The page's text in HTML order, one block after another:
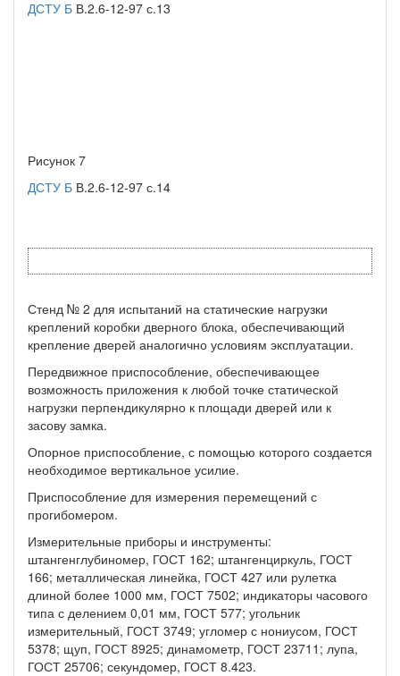
ДСТУ Б В.2.6-12-97 с.13
Рисунок 7
ДСТУ Б В.2.6-12-97 с.14
Стенд № 2 для испытаний на статические нагрузки
креплений коробки дверного блока, обеспечивающий
крепление дверей аналогично условиям эксплуатации.
Передвижное приспособление, обеспечивающее
возможность приложения к любой точке статической
нагрузки перпендикулярно к площади дверей или к
засову замка.
Опорное приспособление, с помощью которого создается
необходимое вертикальное усилие.
Приспособление для измерения перемещений с
прогибомером.
Измерительные приборы и инструменты:
штангенглубиномер, ГОСТ 162; штангенциркуль, ГОСТ
166; металлическая линейка, ГОСТ 427 или рулетка
длиной более 1000 мм, ГОСТ 7502; индикаторы часового
типа с делением 0,01 мм, ГОСТ 577; угольник
измерительный, ГОСТ 3749; угломер с нониусом, ГОСТ
5378; щуп, ГОСТ 8925; динамометр, ГОСТ 23711; лупа,
ГОСТ 25706; секундомер, ГОСТ 8.423.